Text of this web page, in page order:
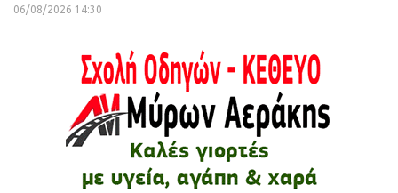
06/08/2026 14:30